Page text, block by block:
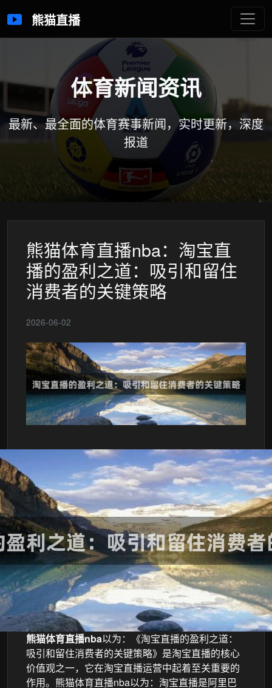
熊猫直播
体育新闻资讯
最新、最全面的体育赛事新闻，实时更新，深度
报道
熊猫体育直播nba：淘宝直
播的盈利之道：吸引和留住
消费者的关键策略
2026-06-02
熊猫体育直播nba以为：《淘宝直播的盈利之道：
吸引和留住消费者的关键策略》是淘宝直播的核心
价值观之一，它在淘宝直播运营中起着至关重要的
作用。熊猫体育直播nba以为：淘宝直播是阿里巴